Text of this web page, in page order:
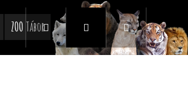
ZOO Tábor Hledat Přihlášení Nákupní